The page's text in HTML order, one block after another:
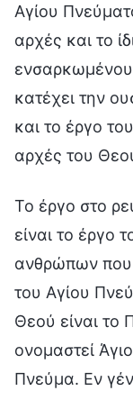
Αγίου
αρχές και το
κατέχει την
και το έργο
αρχές του
Το έργο στο
είναι το έργο
ανθρώπων που
του Αγίου
Θεού είναι το
ονομαστεί
Πνεύμα. Εν